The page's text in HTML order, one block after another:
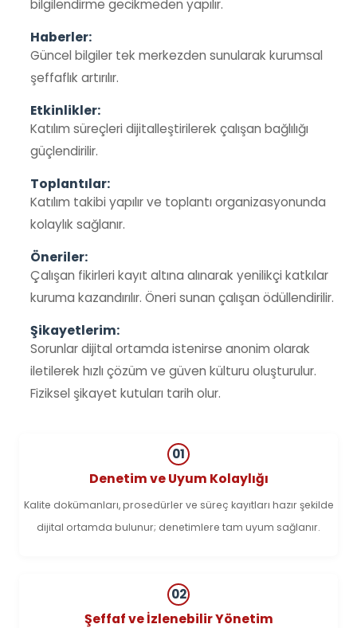
bilgilendirme gecikmeden yapılır.
Haberler:
Güncel bilgiler tek merkezden sunularak kurumsal
şeffaflık artırılır.
Etkinlikler:
Katılım süreçleri dijitalleştirilerek çalışan bağlılığı
güçlendirilir.
Toplantılar:
Katılım takibi yapılır ve toplantı organizasyonunda
kolaylık sağlanır.
Öneriler:
Çalışan fikirleri kayıt altına alınarak yenilikçi katkılar
kuruma kazandırılır. Öneri sunan çalışan ödüllendirilir.
Şikayetlerim:
Sorunlar dijital ortamda istenirse anonim olarak
iletilerek hızlı çözüm ve güven külturu oluşturulur.
Fiziksel şikayet kutuları tarih olur.
01
Denetim ve Uyum Kolaylığı
Kalite dokümanları, prosedürler ve süreç kayıtları hazır şekilde
dijital ortamda bulunur; denetimlere tam uyum sağlanır.
02
Şeffaf ve İzlenebilir Yönetim